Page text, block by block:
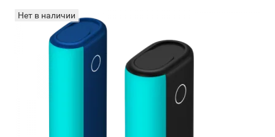
Нет в наличии